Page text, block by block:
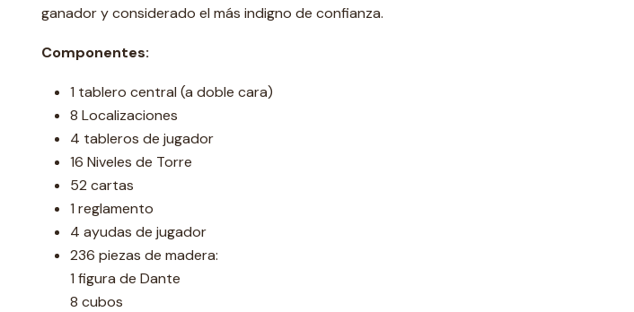
ganador y considerado el más indigno de confianza.
Componentes:
1 tablero central (a doble cara)
8 Localizaciones
4 tableros de jugador
16 Niveles de Torre
52 cartas
1 reglamento
4 ayudas de jugador
236 piezas de madera:
1 figura de Dante
8 cubos